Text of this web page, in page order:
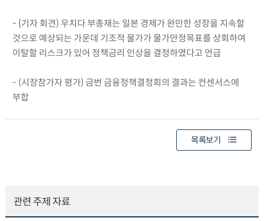
- {기자 회견) 우치다 부총재는 일본 경제가 완만한 성장을 지속할
것으로 예상되는 가운데 기조적 물가가 물가안정목표를 상회하여
이탈할 리스크가 있어 정책금리 인상을 결정하였다고 언급
- (시장참가자 평가) 금번 금융정책결정회의 결과는 컨센서스에
부합
목록보기
관련 주제 자료